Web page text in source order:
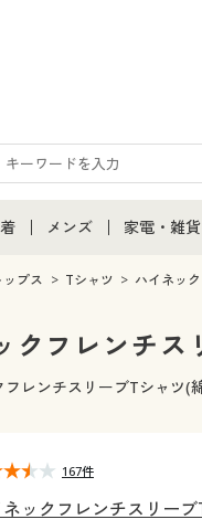
通販すべて
メンズ
メンズ通販すべて
メンズファッション
メンズ下着
家電・雑貨
家電・雑
家電
キッチン
ップス Tシャツ ハイネッ
クフレンチ
フレンチスリーブTシャツ(
ックフレンチスリー
167件